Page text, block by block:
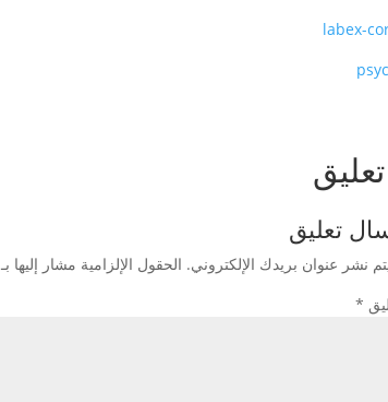
labex-
تعليق
نشر عنوان بريدك الإلكتروني. الحقول الإلزامية مشار إليها بـ
*